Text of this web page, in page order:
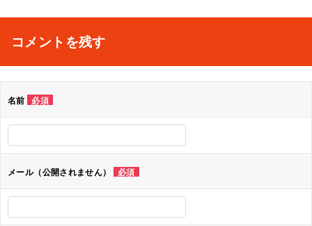
ビ
シ
ョ
ン
コメントを残す
名前 必須
メール（公開されません） 必須